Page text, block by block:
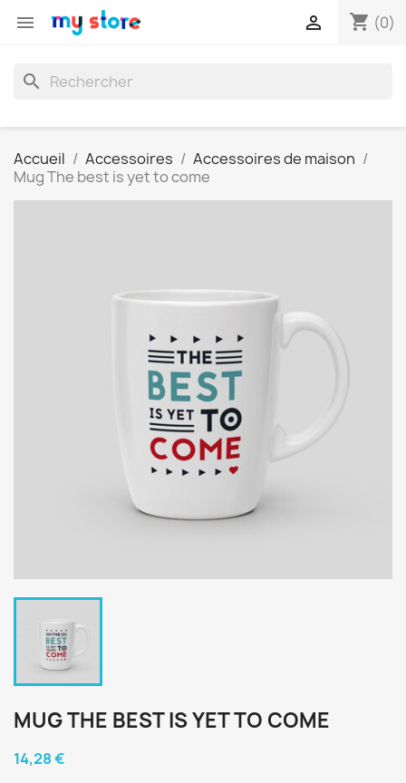
 shopping_cart (0)

search
Accueil Accessoires
Accessoires de maison
Mug The best is yet to come
MUG THE BEST IS YET TO COME
14,28 €